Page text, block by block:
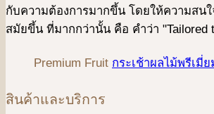
กับความต้องการมากขึ้น โดยให้ความสน
สมัยขึ้น ที่มากกว่านั้น คือ คําว่า "Tailored
Premium Fruit กระเช้าผลไม้พรีเมี่ย
สินค้าและบริการ